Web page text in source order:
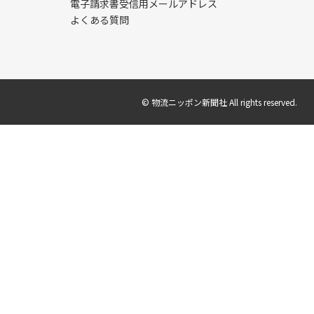
電子請求書受信用メールアドレス
よくある質問
© 物流ニッポン新聞社 All rights reserved.